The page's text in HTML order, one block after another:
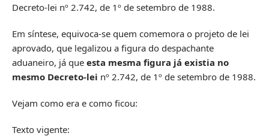
Decreto-lei nº 2.742, de 1º de setembro de 1988.
Em síntese, equivoca-se quem comemora o projeto de lei
aprovado, que legalizou a figura do despachante
aduaneiro, já que esta mesma figura já existia no
mesmo Decreto-lei nº 2.742, de 1º de setembro de 1988.
Vejam como era e como ficou:
Texto vigente: